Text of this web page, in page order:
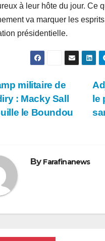
à leur hôte du jour. Ce
va marquer les
présidentielle.
le
militaire de
: Macky Sall
le Boundou
By Farafinanews